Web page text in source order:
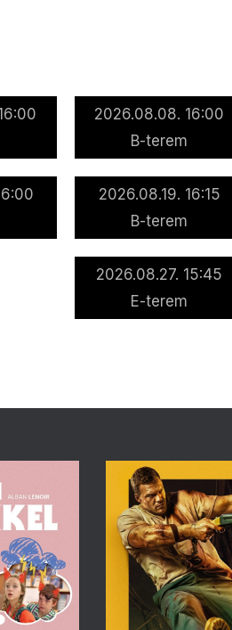
2026.08.08. 16:00
B-terem
2026.08.19. 16:15
B-terem
2026.08.27. 15:45
E-terem